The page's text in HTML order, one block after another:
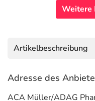
Weitere
Artikelbeschreibung
Adresse des
ACA Müller/ADAG